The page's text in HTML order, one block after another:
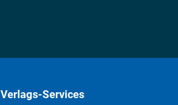
Verlags-Services